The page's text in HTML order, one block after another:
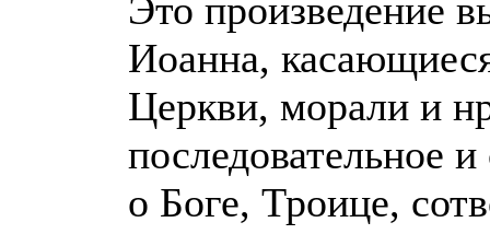
Это произведение
Иоанна,
Церкви, морали и
последовательное
о Боге, Троице,